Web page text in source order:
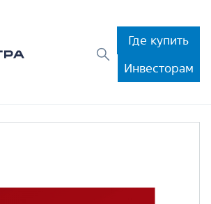
Где купить
Инвесторам